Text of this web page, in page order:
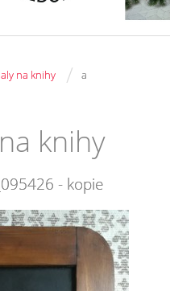
na knihy /
a
knihy
- kopie